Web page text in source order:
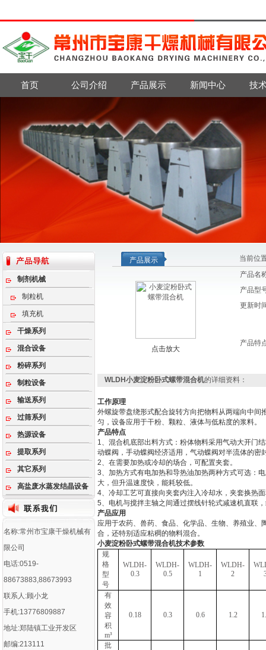
首页 公司介绍 产品展示 新闻中心 技
制剂机械
制粒机
填充机
干燥系列
混合设备
粉碎系列
制粒设备
输送系列
过筛系列
热源设备
提取系列
其它系列
高盐废水蒸发结晶设备
名称:常州市宝康干燥机械有
限公司
电话:0519-
88673883,88673993
联系人:顾小龙
手机:13776809887
地址:郑陆镇工业开发区
邮编:213111
产品展示 当前位
点击放大
产品名
产品型
更新时
产品特
WLDH小麦淀粉卧式螺带混合机的详细资料：
工作原理
外螺旋带盘绕形式配合旋转方向把物料从两端向中
匀，设备应用于干粉、颗粒、液体与低粘度的浆料。
产品特点
1、混合机底部出料方式：粉体物料采用气动大开门
动蝶阀，手动蝶阀经济适用，气动蝶阀对半流体的密
2、在需要加热或冷却的场合，可配置夹套。
3、加热方式有电加热和导热油加热两种方式可选：
大，但升温速度快，能耗较低。
4、冷却工艺可直接向夹套内注入冷却水，夹套换热
5、电机与搅拌主轴之间通过摆线针轮式减速机直联
产品应用
应用于农药、兽药、食品、化学品、生物、养殖业
合，还特别适应粘稠的物料混合。
小麦淀粉卧式螺带混合机技术参数
规
格
型
号
WLDH-
0.3
WLDH-
0.5
WLDH-
1
WLDH-
2
有
效
容
积
m³
0.18 0.3 0.6 1.2
批